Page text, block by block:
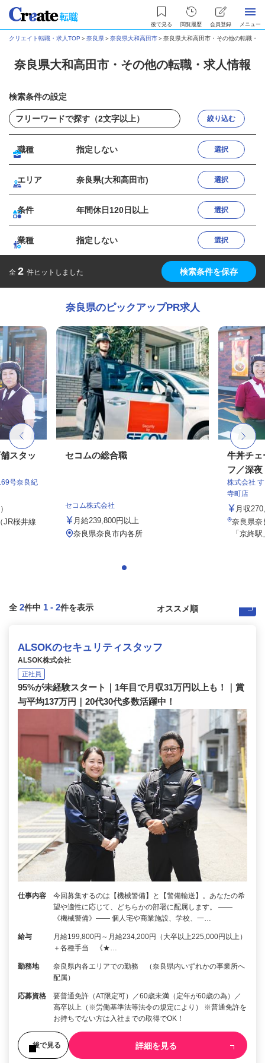
後で見る 閲覧履歴 会員登録 メニュー
クリエイト転職・求人TOP ＞奈良県＞奈良県大和高田市＞奈良県大和高田市・その他の転職・求
奈良県大和高田市・その他の転職・求人情報
検索条件の設定
絞り込む
職種 指定しない 選択
エリア 奈良県(大和高田市) 選択
条件 年間休日120日以上 選択
業種 指定しない 選択
全 2 件ヒットしました 検索条件を保存
奈良県のピックアップPR求人
スタッ
号奈良紀
JR桜井線
セコムの総合職
セコム株式会社
月給239,800円以上
奈良県奈良市内各所
牛丼チェ
フ／深夜
株式会社
寺町店
月収
奈良県奈
「京終
全 2件中 1 - 2件を表示
ALSOKのセキュリティスタッフ
ALSOK株式会社
正社員
95%が未経験スタート｜1年目で月収31万円以上も！｜賞
与平均137万円｜20代30代多数活躍中！
仕事内容
今回募集するのは【機械警備】と【警備輸送】。あなたの希
望や適性に応じて、どちらかの部署に配属します。 ――
《機械警備》―― 個人宅や商業施設、学校、一…
給与
月給199,800円～月給234,200円（大卒以上225,000円以上）
＋各種手当 《★…
勤務地
奈良県内各エリアでの勤務 （奈良県内いずれかの事業所へ
配属）
応募資格
要普通免許（AT限定可）／60歳未満（定年が60歳の為）／
高卒以上（※労働基準法等法令の規定により） ※普通免許を
お持ちでない方は入社までの取得でOK！
後で見る 詳細を見る